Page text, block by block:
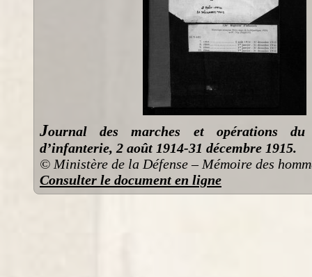
Journal des marches et opérations du
d’infanterie, 2 août 1914-31 décembre 1915.
© Ministère de la Défense – Mémoire des
Consulter le document en ligne